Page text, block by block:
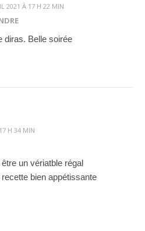
2021 À 17 H 22 MIN
diras. Belle soirée
H 34 MIN
un vériatble régal
bien appétissante